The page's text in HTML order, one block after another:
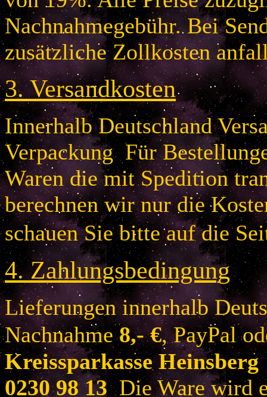
Nachnahmegebühr. Bei
zusätzliche Zollkosten
3.Versandkosten
Innerhalb Deutschland
Verpackung Für
Waren die mit Spedition
berechnen wir nur die
schauen Sie bitte auf die
4.Zahlungsbedingung
Lieferungen innerhalb
Nachnahme 8,- €, PayPal
Kreissparkasse
0230 98 13Die Ware wird